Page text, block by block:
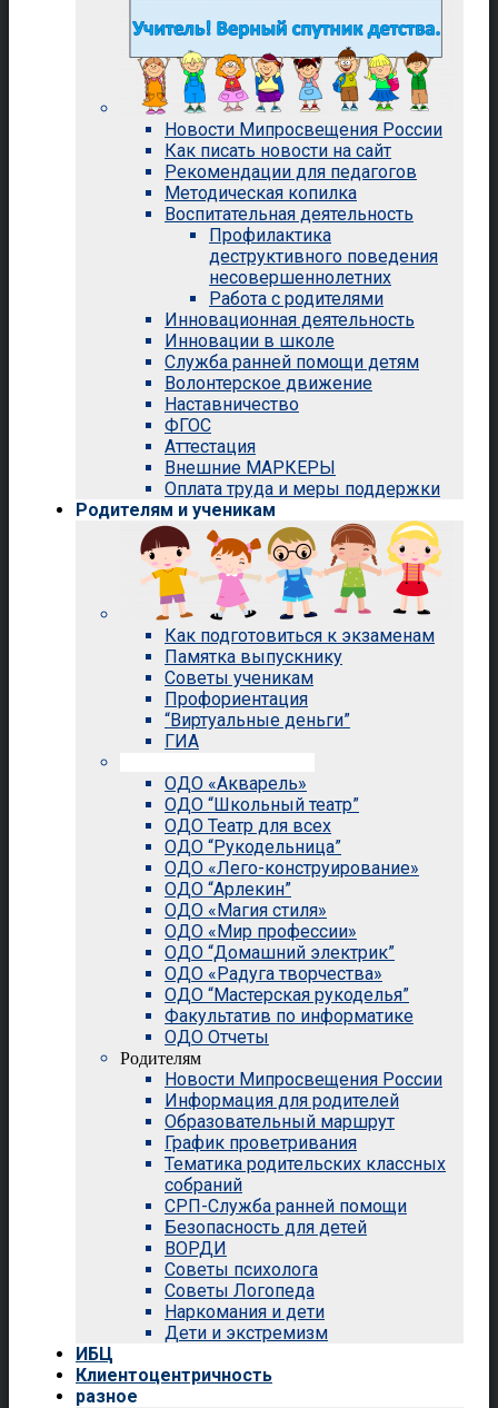
Новости Мипросвещения России
Как писать новости на сайт
Рекомендации для педагогов
Методическая копилка
Воспитательная деятельность
Профилактика
деструктивного поведения
несовершеннолетних
Работа с родителями
Инновационная деятельность
Инновации в школе
Служба ранней помощи детям
Волонтерское движение
Наставничество
ФГОС
Аттестация
Внешние МАРКЕРЫ
Оплата труда и меры поддержки
Родителям и ученикам
Как подготовиться к экзаменам
Памятка выпускнику
Советы ученикам
Профориентация
“Виртуальные деньги”
ГИА
ОДО «Акварель»
ОДО “Школьный театр”
ОДО Театр для всех
ОДО “Рукодельница”
ОДО «Лего-конструирование»
ОДО “Арлекин”
ОДО «Магия стиля»
ОДО «Мир профессии»
ОДО “Домашний электрик”
ОДО «Радуга творчества»
ОДО “Мастерская рукоделья”
Факультатив по информатике
ОДО Отчеты
Родителям
Новости Мипросвещения России
Информация для родителей
Образовательный маршрут
График проветривания
Тематика родительских классных
собраний
СРП-Служба ранней помощи
Безопасность для детей
ВОРДИ
Советы психолога
Советы Логопеда
Наркомания и дети
Дети и экстремизм
ИБЦ
Клиентоцентричность
разное